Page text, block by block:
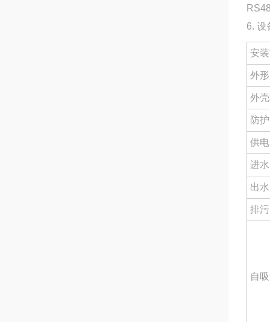
6. 设
安
外
外
防
供电
进
出
排
自